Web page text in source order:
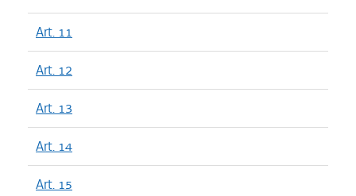
Art. 11
Art. 12
Art. 13
Art. 14
Art. 15